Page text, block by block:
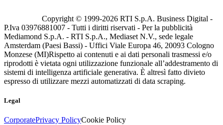
Copyright © 1999-2026 RTI S.p.A. Business Digital -
P.Iva 03976881007 - Tutti i diritti riservati - Per la pubblicità
Mediamond S.p.A. - RTI S.p.A., Mediaset N.V., sede legale
Amsterdam (Paesi Bassi) - Uffici Viale Europa 46, 20093 Cologno
Monzese (MI)Rispetto ai contenuti e ai dati personali trasmessi e/o
riprodotti è vietata ogni utilizzazione funzionale all’addestramento di
sistemi di intelligenza artificiale generativa. È altresì fatto divieto
espresso di utilizzare mezzi automatizzati di data scraping.
Legal
CorporatePrivacy PolicyCookie Policy